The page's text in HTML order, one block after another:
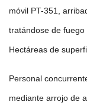
móvil PT-351,
tratándose de
Hectáreas de
Personal
mediante arrojo de